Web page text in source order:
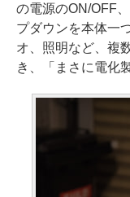
の電源のON/OFF
プダウンを本体一
オ、照明など、複
き、「まさに電化